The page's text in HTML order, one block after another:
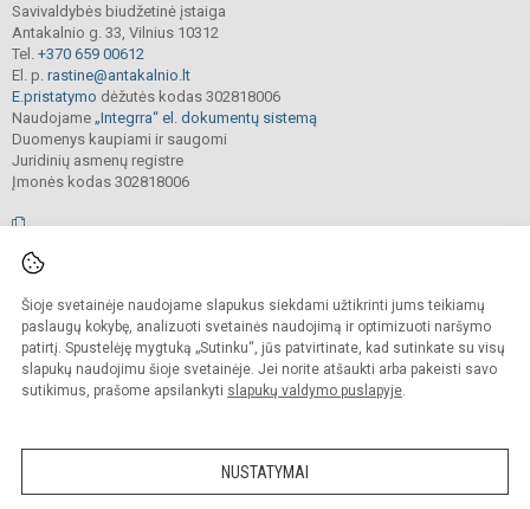
Šioje svetainėje naudojame slapukus siekdami užtikrinti jums teikiamų
paslaugų kokybę, analizuoti svetainės naudojimą ir optimizuoti naršymo
patirtį. Spustelėję mygtuką „Sutinku“, jūs patvirtinate, kad sutinkate su visų
slapukų naudojimu šioje svetainėje. Jei norite atšaukti arba pakeisti savo
sutikimus, prašome apsilankyti slapukų valdymo puslapyje.
NUSTATYMAI
Savivaldybės biudžetinė įstaiga
Antakalnio g. 33, Vilnius 10312
Tel. +370 659 00612
El. p. rastine@antakalnio.lt
E.pristatymo dėžutės kodas 302818006
Naudojame „Integrra“ el. dokumentų sistemą
Duomenys kaupiami ir saugomi
Juridinių asmenų registre
Įmonės kodas 302818006
Kopijuoti, cituoti ar kitaip atvaizduoti internetinės svetainės turinį be raštiško
mokyklos vadovų sutikimo yra draudžiama.
Prieinamumo paraiška Slapukų valdymas
Sumanus būdas atnaujinti